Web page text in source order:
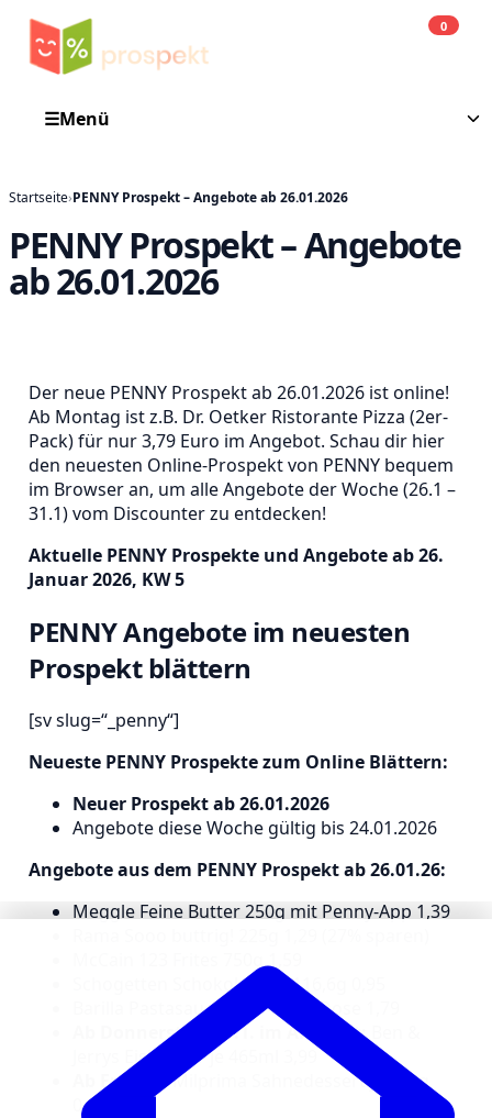
0
☰Menü
Startseite›PENNY Prospekt – Angebote ab 26.01.2026
PENNY Prospekt – Angebote
ab 26.01.2026
Der neue PENNY Prospekt ab 26.01.2026 ist online!
Ab Montag ist z.B. Dr. Oetker Ristorante Pizza (2er-
Pack) für nur 3,79 Euro im Angebot. Schau dir hier
den neuesten Online-Prospekt von PENNY bequem
im Browser an, um alle Angebote der Woche (26.1 –
31.1) vom Discounter zu entdecken!
Aktuelle PENNY Prospekte und Angebote ab 26.
Januar 2026, KW 5
PENNY Angebote im neuesten
Prospekt blättern
[sv slug=“_penny“]
Neueste PENNY Prospekte zum Online Blättern:
Neuer Prospekt ab 26.01.2026
Angebote diese Woche gültig bis 24.01.2026
Angebote aus dem PENNY Prospekt ab 26.01.26:
Meggle Feine Butter 250g mit Penny-App 1,39
McCain 123 Frites 750g 1,59
Schogetten Schokolade je 116,6g 0,95
Barilla Pastasauce jede 400-g-Dose 1,79
Ab Donnerstag, 29.1. im Angebot:Ben &
Jerrys Eisbecher je 465ml 3,99
Ab Freitag:Milprima Sahnedessert je 200g
0,29